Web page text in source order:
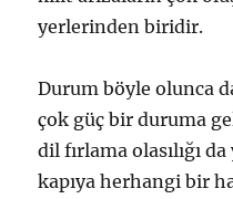
yerlerinden biridir.
Durum böyle olunca
çok güç bir duruma
dil fırlama olasılığı
kapıya herhangi bir